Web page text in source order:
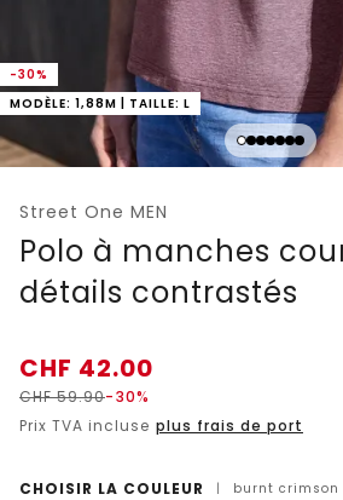
-30%
MODÈLE: 1,88M | TAILLE: L
Street One MEN
Polo à manches
détails contrastés
CHF 42.00
CHF59.90-30%
Prix TVA incluse plus frais de port
CHOISIR LA COULEUR | burnt crimson